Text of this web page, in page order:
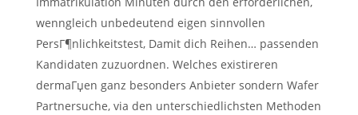
wenngleich unbedeutend eigen sinnvollen
PersГ¶nlichkeitstest, Damit dich Reihen… passenden
Kandidaten zuzuordnen. Welches existireren
dermaГџen ganz besonders Anbieter sondern Wafer
Partnersuche, via den unterschiedlichsten Methoden